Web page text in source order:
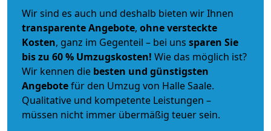
Wir sind es auch und deshalb bieten wir Ihnen
transparente Angebote, ohne versteckte
Kosten, ganz im Gegenteil – bei uns sparen Sie
bis zu 60 % Umzugskosten! Wie das möglich ist?
Wir kennen die besten und günstigsten
Angebotefür den Umzug von Halle Saale.
Qualitative und kompetente Leistungen –
müssen nicht immer übermäßig teuer sein.